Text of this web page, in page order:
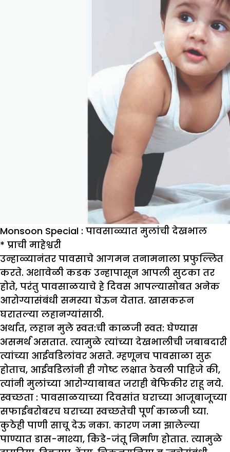
Monsoon Special : पावसाळ्यात मुलांची देखभाल
* प्राची माहेश्वरी
उन्हाळ्यानंतर पावसाचे आगमन तनामनाला प्रफुल्लित
करते. अशावेळी कडक उन्हापासून आपली सुटका तर
होते, परंतु पावसाळयाचे हे दिवस आपल्यासोबत अनेक
आरोग्यासंबंधी समस्या घेऊन येतात. खासकरून
घरातल्या लहानग्यांसाठी.
अर्थात, लहान मुले स्वत:ची काळजी स्वत: घेण्यास
असमर्थ असतात. त्यामुळे त्यांच्या देखभालीची जबाबदारी
त्यांच्या आईवडिलांवर असते. म्हणूनच पावसाळा सुरू
होताच, आईवडिलांनी ही गोष्ट लक्षात ठेवली पाहिजे की,
त्यांनी मुलांच्या आरोग्याबाबत जराही बेफिकीर राहू नये.
स्वच्छता : पावसाळयाच्या दिवसांत घराच्या आजूबाजूच्या
सफाईबरोबरच घराच्या स्वच्छतेची पूर्ण काळजी घ्या.
कुठेही पाणी साचू देऊ नका. कारण जमा झालेल्या
पाण्यात डास-माश्या, किडे-जंतू निर्माण होतात. त्यामुळे